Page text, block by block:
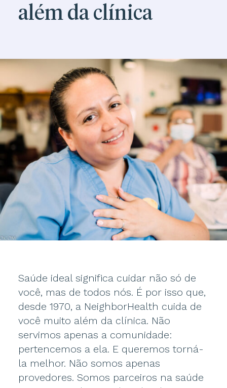
além da clínica
Saúde ideal significa cuidar não só de
você, mas de todos nós. É por isso que,
desde 1970, a NeighborHealth cuida de
você muito além da clínica. Não
servimos apenas a comunidade:
pertencemos a ela. E queremos torná-
la melhor. Não somos apenas
provedores. Somos parceiros na saúde